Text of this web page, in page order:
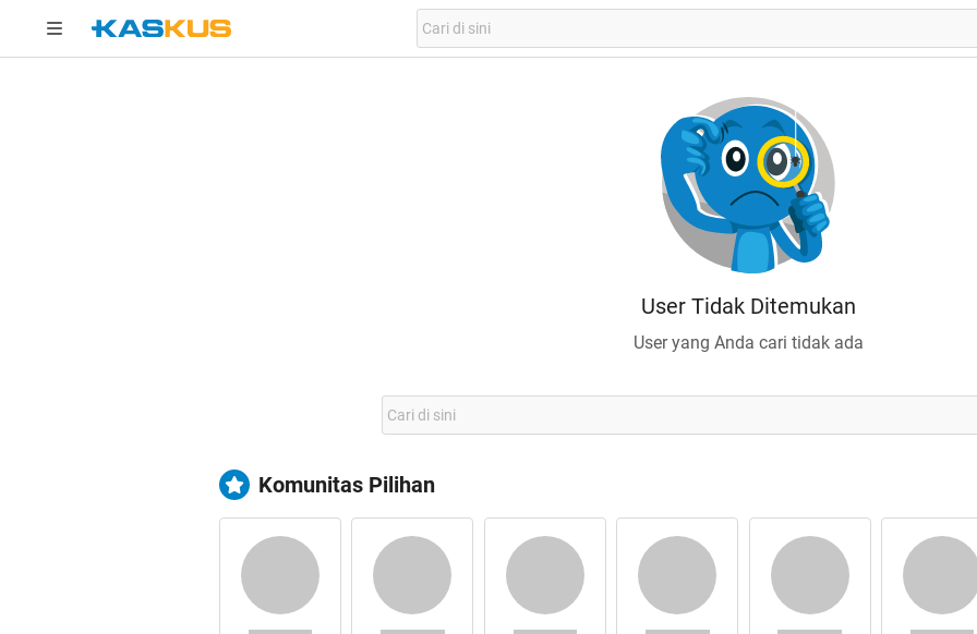
User Tidak Ditemukan
User yang Anda cari tidak ada
Komunitas Pilihan